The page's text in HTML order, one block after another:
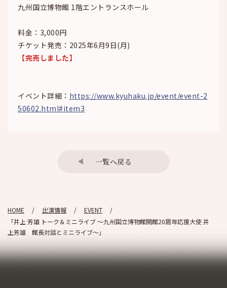
九州国立博物館 1階エントランスホール
料金：3,000円
チケット発売：2025年6月9日(月)
【完売しました】
イベント詳細： https://www.kyuhaku.jp/event/event-2
50602.html#item3
一覧へ戻る
HOME 出演情報
EVENT
「井上 芳雄 トーク＆ミニライブ ～九州国立博物館開館20周年応援大使 井
上芳雄 館長対談とミニライブ～」